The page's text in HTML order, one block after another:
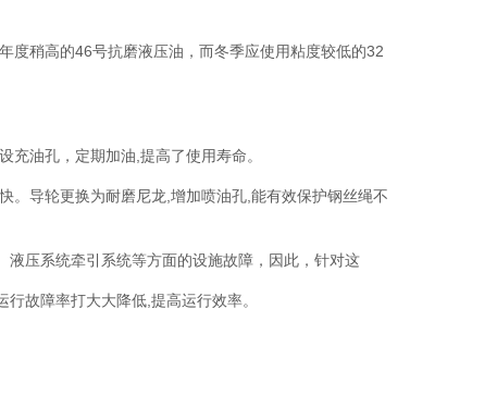
稍高的46号抗磨液压油，而冬季应使用粘度较低的32
油孔，定期加油,提高了使用寿命。
导轮更换为耐磨尼龙,增加喷油孔,能有效保护钢丝绳不
压系统牵引系统等方面的设施故障，因此，针对这
故障率打大大降低,提高运行效率。